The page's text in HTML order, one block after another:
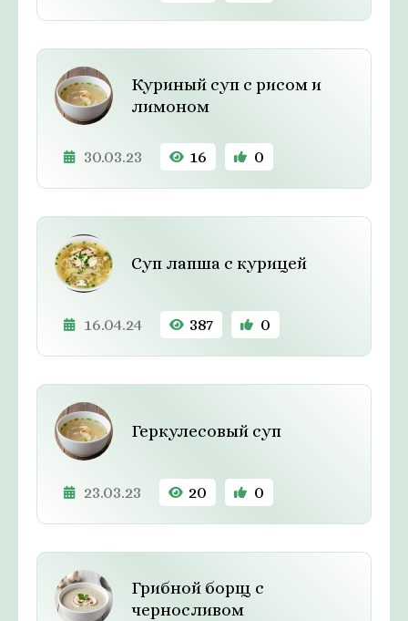
Куриный суп с рисом и
лимоном
30.03.23 16 0
Cуп лапша с курицей
16.04.24 387 0
Геркулесовый суп
23.03.23 20 0
Грибной борщ с
черносливом